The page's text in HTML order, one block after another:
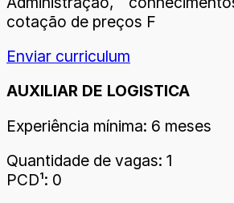
cotação de preços F
Enviar curriculum
AUXILIAR DE LOGISTICA
Experiência mínima: 6 meses
Quantidade de vagas: 1
PCD¹: 0